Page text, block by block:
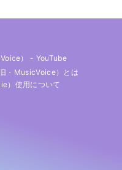
） - YouTube
・MusicVoice）とは
）使用について